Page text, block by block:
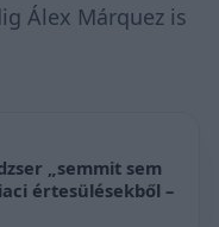
Álex Márquez is
„semmit sem
értesülésekből –